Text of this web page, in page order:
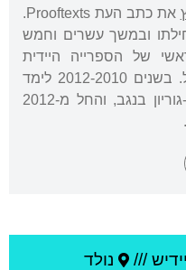
את כתב העת Prooftexts.
ובמשך עשרים וחמש
הראשי של הספרייה היידית
החדשה בהוצאת אוניברסיטת ייל. בשנים 2012-2010 לימד
סמסטר בשנה באוניברסיטת בן-גוריון בנגב, והחל מ-2012
///
נולד